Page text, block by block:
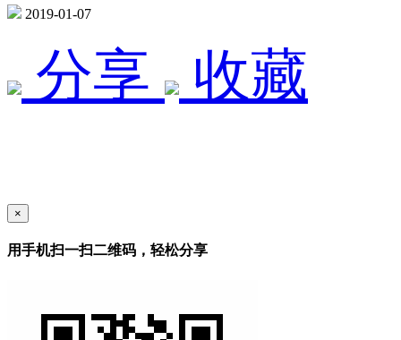
2019-01-07
分享 收藏
×
用手机扫一扫二维码，轻松分享